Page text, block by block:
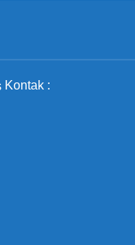
Kontak :